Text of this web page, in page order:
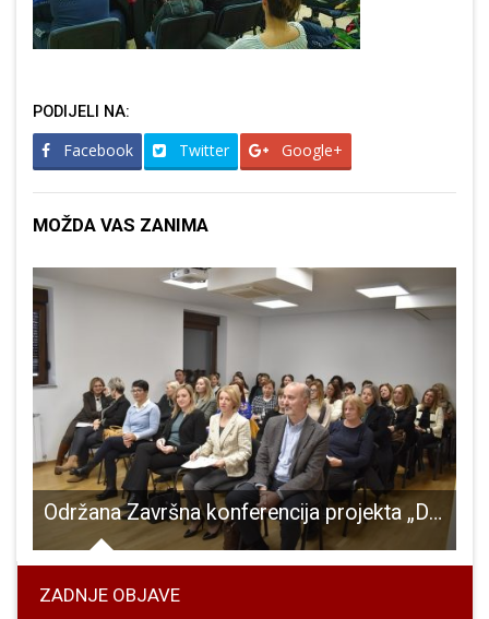
PODIJELI NA:
Facebook Twitter Google+
MOŽDA VAS ZANIMA
Održana Završna konferencija projekta „Donesimo osmijeh“
ZADNJE OBJAVE